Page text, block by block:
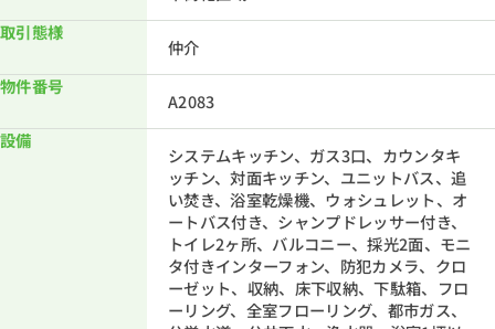
取引態様
仲介
物件番号
A2083
設備
システムキッチン、ガス3口、カウンタキ
ッチン、対面キッチン、ユニットバス、追
い焚き、浴室乾燥機、ウォシュレット、オ
ートバス付き、シャンプドレッサー付き、
トイレ2ヶ所、バルコニー、採光2面、モニ
タ付きインターフォン、防犯カメラ、クロ
ーゼット、収納、床下収納、下駄箱、フロ
ーリング、全室フローリング、都市ガス、